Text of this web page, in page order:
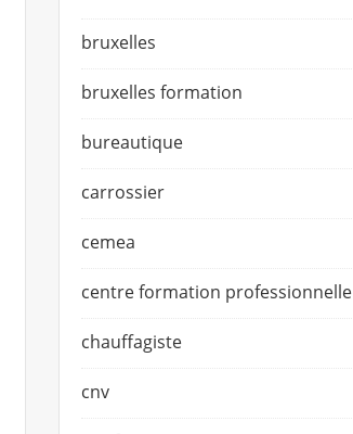
bruxelles
bruxelles formation
bureautique
carrossier
cemea
centre formation professionnelle
chauffagiste
cnv